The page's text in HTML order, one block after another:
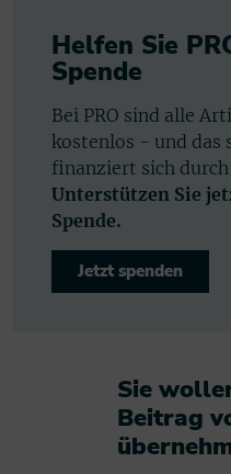
Helfen Sie
Spende
Bei PRO sind alle
kostenlos - und das
finanziert sich
Unterstützen Sie
Spende.
Jetzt spenden
Sie
Beitrag